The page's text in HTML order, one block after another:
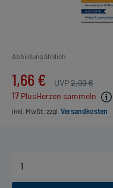
Abbildung ähnlich
1,66 € UVP2,99 €
17 PlusHerzen sammeln
inkl. MwSt. zzgl. Versandkosten